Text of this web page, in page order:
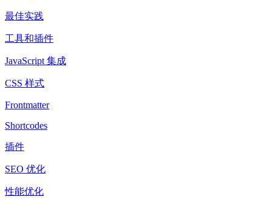
最佳实践
工具和插件
JavaScript 集成
CSS 样式
Frontmatter
Shortcodes
插件
SEO 优化
性能优化